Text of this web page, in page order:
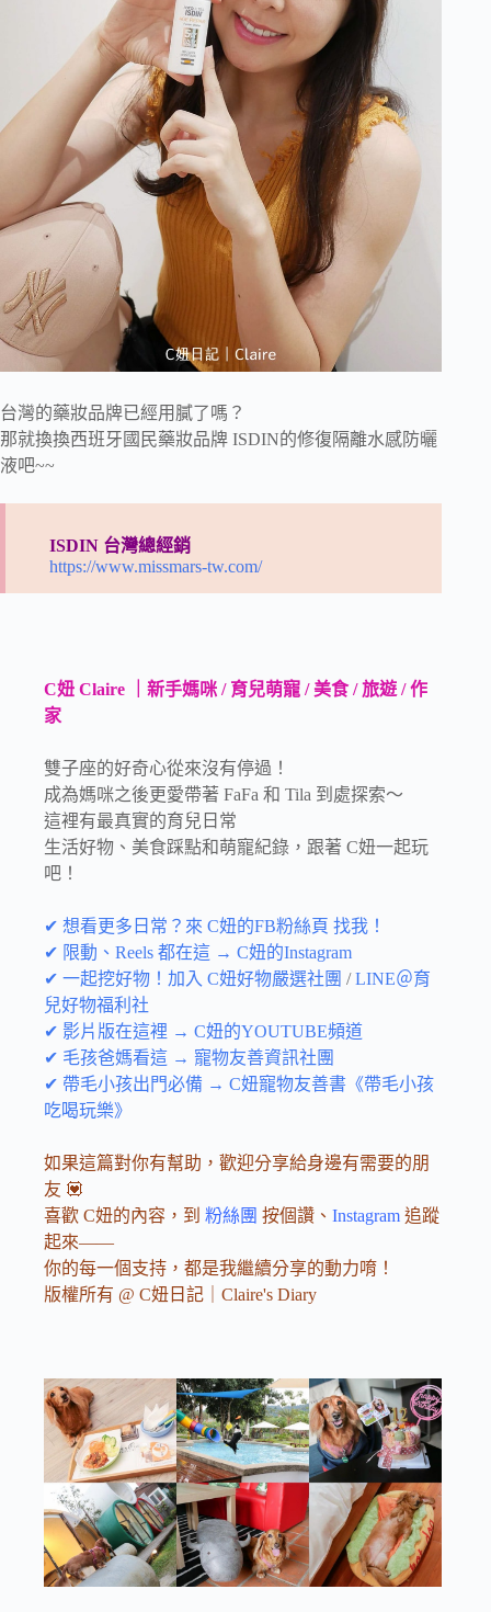
台灣的藥妝品牌已經用膩了嗎？
那就換換西班牙國民藥妝品牌 ISDIN的修復隔離水感防曬
液吧~~
ISDIN 台灣總經銷
https://www.missmars-tw.com/
C妞 Claire ｜新手媽咪 / 育兒萌寵 / 美食 / 旅遊 / 作
家
雙子座的好奇心從來沒有停過！
成為媽咪之後更愛帶著 FaFa 和 Tila 到處探索～
這裡有最真實的育兒日常
生活好物、美食踩點和萌寵紀錄，跟著 C妞一起玩
吧！
✔ 想看更多日常？來 C妞的FB粉絲頁 找我！
✔ 限動、Reels 都在這 → C妞的Instagram
✔ 一起挖好物！加入 C妞好物嚴選社團 /LINE＠育
兒好物福利社
✔ 影片版在這裡 → C妞的YOUTUBE頻道
✔ 毛孩爸媽看這 → 寵物友善資訊社團
✔ 帶毛小孩出門必備 → C妞寵物友善書《帶毛小孩
吃喝玩樂》
如果這篇對你有幫助，歡迎分享給身邊有需要的朋
友 💟
喜歡 C妞的內容，到 粉絲團 按個讚、 Instagram 追蹤
起來——
你的每一個支持，都是我繼續分享的動力唷！
版權所有 @ C妞日記｜Claire's Diary